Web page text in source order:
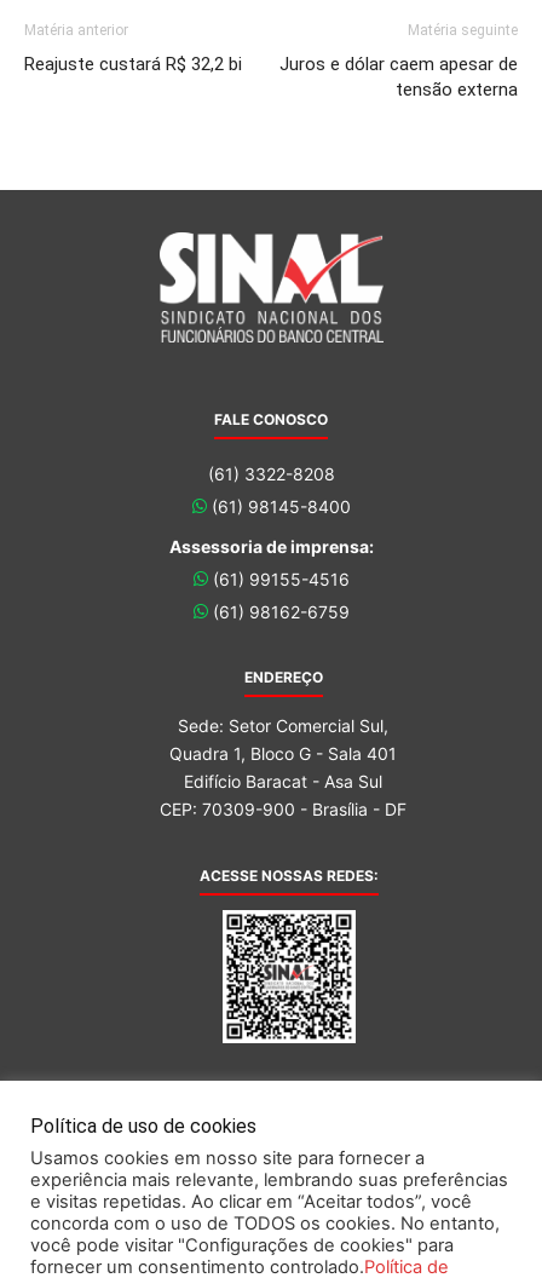
Matéria anterior
Reajuste custará R$ 32,2 bi
Matéria seguinte
Juros e dólar caem apesar de
tensão externa
FALE CONOSCO
(61) 3322-8208
(61) 98145-8400
Assessoria de imprensa:
(61) 99155-4516
(61) 98162-6759
ENDEREÇO
Sede: Setor Comercial Sul,
Quadra 1, Bloco G - Sala 401
Edifício Baracat - Asa Sul
CEP: 70309-900 - Brasília - DF
ACESSE NOSSAS REDES:
Este portal obedece às prescrições da Lei Geral de Proteção de Dados.
Política de uso de cookies
Usamos cookies em nosso site para fornecer a
experiência mais relevante, lembrando suas preferências
e visitas repetidas. Ao clicar em “Aceitar todos”, você
concorda com o uso de TODOS os cookies. No entanto,
você pode visitar "Configurações de cookies" para
fornecer um consentimento controlado.Política de